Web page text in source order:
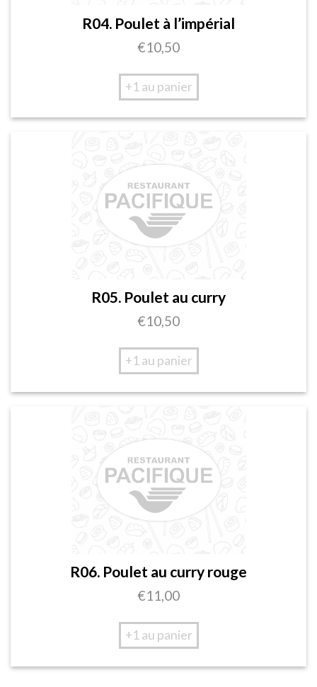
R04. Poulet à l’impérial
€10,50
+1 au panier
R05. Poulet au curry
€10,50
+1 au panier
R06. Poulet au curry rouge
€11,00
+1 au panier